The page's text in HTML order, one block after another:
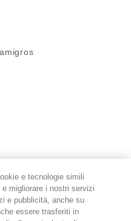
user/
e tecnologie simili
migliorare i nostri servizi
e pubblicità, anche su
essere trasferiti in